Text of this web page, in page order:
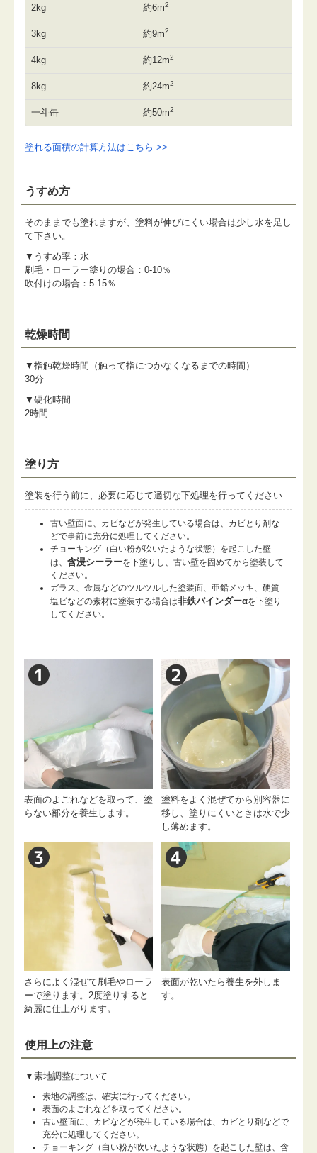
2kg 約6m2
3kg 約9m2
4kg 約12m2
8kg 約24m2
一斗缶 約50m2
塗れる面積の計算方法はこちら >>
うすめ方
そのままでも塗れますが、塗料が伸びにくい場合は少し水を足し
て下さい。
▼うすめ率：水
刷毛・ローラー塗りの場合：0-10％
吹付けの場合：5-15％
乾燥時間
▼指触乾燥時間（触って指につかなくなるまでの時間）
30分
▼硬化時間
2時間
塗り方
塗装を行う前に、必要に応じて適切な下処理を行ってください
古い壁面に、カビなどが発生している場合は、カビとり剤な
どで事前に充分に処理してください。
チョーキング（白い粉が吹いたような状態）を起こした壁
は、 含浸シーラーを下塗りし、古い壁を固めてから塗装して
ください。
ガラス、金属などのツルツルした塗装面、亜鉛メッキ、硬質
塩ビなどの素材に塗装する場合は非鉄バインダーαを下塗り
してください。
表面のよごれなどを取って、塗
らない部分を養生します。
塗料をよく混ぜてから別容器に
移し、塗りにくいときは水で少
し薄めます。
さらによく混ぜて刷毛やローラ
ーで塗ります。2度塗りすると
綺麗に仕上がります。
表面が乾いたら養生を外しま
す。
使用上の注意
▼素地調整について
素地の調整は、確実に行ってください。
表面のよごれなどを取ってください。
古い壁面に、カビなどが発生している場合は、カビとり剤などで
充分に処理してください。
チョーキング（白い粉が吹いたような状態）を起こした壁は、含